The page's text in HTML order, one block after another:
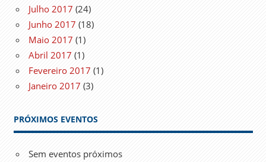
Julho 2017 (24)
Junho 2017 (18)
Maio 2017 (1)
Abril 2017 (1)
Fevereiro 2017 (1)
Janeiro 2017 (3)
PRÓXIMOS EVENTOS
Sem eventos próximos